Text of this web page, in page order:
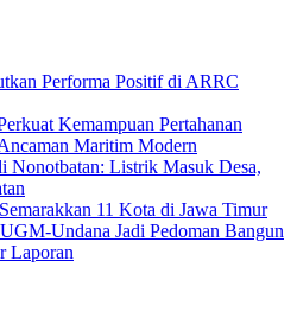
Performa Positif di ARRC
Kemampuan Pertahanan
Maritim Modern
Nonotbatan: Listrik Masuk Desa,
11 Kota di Jawa Timur
Undana Jadi Pedoman Bangun
Laporan